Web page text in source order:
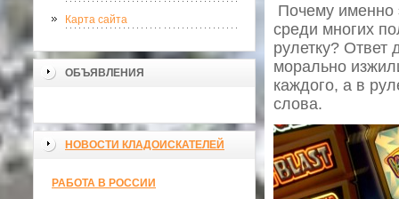
Карта сайта
ОБЪЯВЛЕНИЯ
НОВОСТИ КЛАДОИСКАТЕЛЕЙ
РАБОТА В РОССИИ
Почему именно
среди многих
рулетку?
морально
каждого, а в
слова.